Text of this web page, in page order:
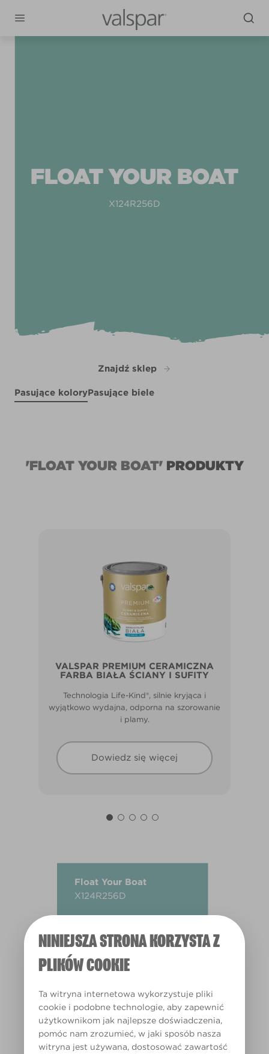
NINIEJSZA STRONA KORZYSTA Z
PLIKÓW COOKIE
Ta witryna internetowa wykorzystuje pliki
cookie i podobne technologie, aby zapewnić
użytkownikom jak najlepsze doświadczenia,
pomóc nam zrozumieć, w jaki sposób nasza
witryna jest używana, dostosować zawartość
FLOAT YOUR BOAT
X124R256D
Znajdź sklep
Pasujące koloryPasujące biele
'FLOAT YOUR BOAT'PRODUKTY
VALSPAR PREMIUM CERAMICZNA
FARBA BIAŁA ŚCIANY I SUFITY
Technologia Life-Kind®, silnie kryjąca i
wyjątkowo wydajna, odporna na szorowanie
i plamy.
Dowiedz się więcej
Float Your Boat
X124R256D